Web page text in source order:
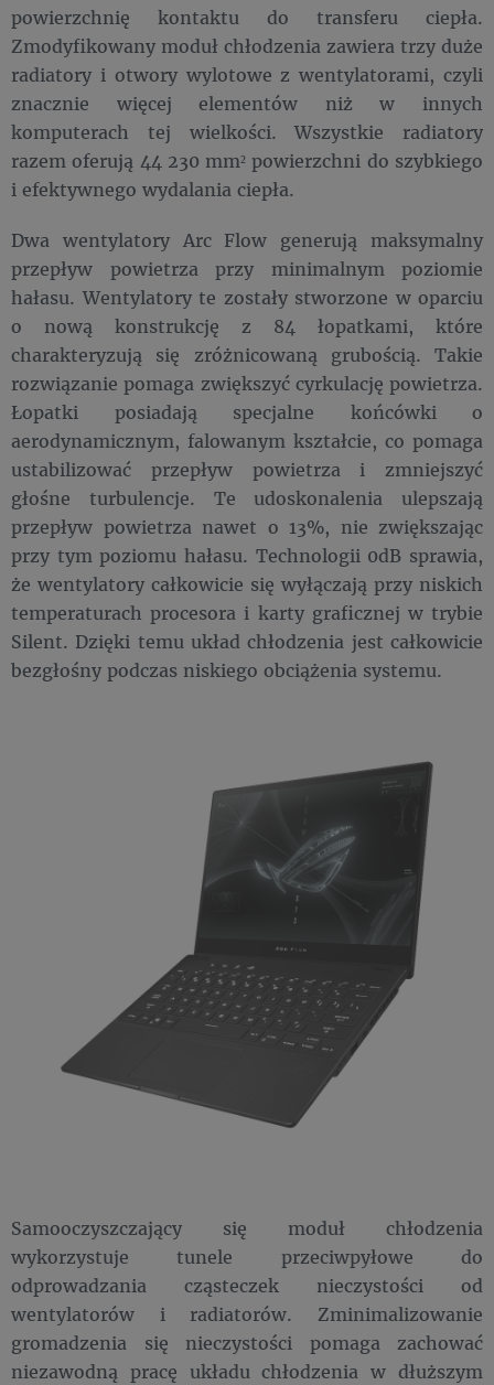
powierzchnię kontaktu do transferu ciepła.
Zmodyfikowany moduł chłodzenia zawiera trzy duże
radiatory i otwory wylotowe z wentylatorami, czyli
znacznie więcej elementów niż w innych
komputerach tej wielkości. Wszystkie radiatory
razem oferują 44 230 mm² powierzchni do szybkiego
i efektywnego wydalania ciepła.
Dwa wentylatory Arc Flow generują maksymalny
przepływ powietrza przy minimalnym poziomie
hałasu. Wentylatory te zostały stworzone w oparciu
o nową konstrukcję z 84 łopatkami, które
charakteryzują się zróżnicowaną grubością. Takie
rozwiązanie pomaga zwiększyć cyrkulację powietrza.
Łopatki posiadają specjalne końcówki o
aerodynamicznym, falowanym kształcie, co pomaga
ustabilizować przepływ powietrza i zmniejszyć
głośne turbulencje. Te udoskonalenia ulepszają
przepływ powietrza nawet o 13%, nie zwiększając
przy tym poziomu hałasu. Technologii 0dB sprawia,
że wentylatory całkowicie się wyłączają przy niskich
temperaturach procesora i karty graficznej w trybie
Silent. Dzięki temu układ chłodzenia jest całkowicie
bezgłośny podczas niskiego obciążenia systemu.
Samooczyszczający się moduł chłodzenia
wykorzystuje tunele przeciwpyłowe do
odprowadzania cząsteczek nieczystości od
wentylatorów i radiatorów. Zminimalizowanie
gromadzenia się nieczystości pomaga zachować
niezawodną pracę układu chłodzenia w dłuższym